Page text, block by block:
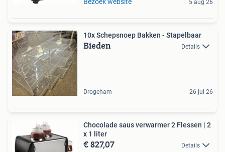
5 aug 26
10x Schepsnoep Bakken - Stapelbaar
Bieden Details
Drogeham 26 jul 26
Chocolade saus verwarmer 2 Flessen | 2
x 1 liter
€ 827,07 Details